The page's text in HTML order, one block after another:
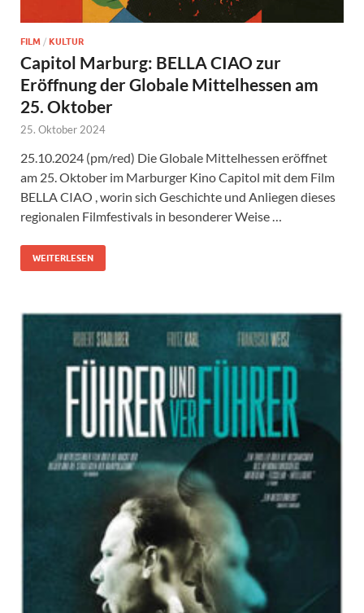
FILM / KULTUR
Capitol Marburg: BELLA CIAO zur
Eröffnung der Globale Mittelhessen am
25. Oktober
25. Oktober 2024
25.10.2024 (pm/red) Die Globale Mittelhessen eröffnet
am 25. Oktober im Marburger Kino Capitol mit dem Film
BELLA CIAO , worin sich Geschichte und Anliegen dieses
regionalen Filmfestivals in besonderer Weise …
WEITERLESEN